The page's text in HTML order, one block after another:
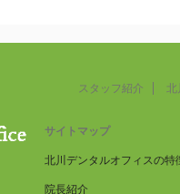
スタッフ紹介 北
サイトマップ
北川デンタルオフィスの特
院長紹介